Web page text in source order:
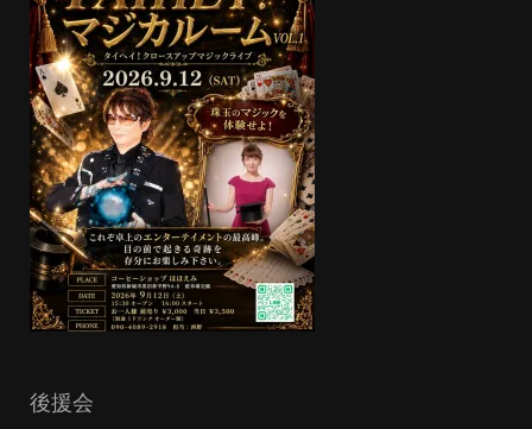
送
り
後援会